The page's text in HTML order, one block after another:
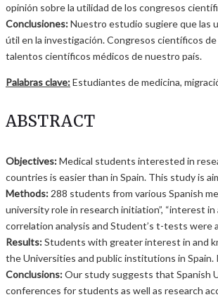
opinión sobre la utilidad de los congresos
Conclusiones:Nuestro estudio sugiere que las
útil en la investigación. Congresos científicos
talentos científicos médicos de nuestro país.
Palabras clave:Estudiantes de medicina,
ABSTRACT
Objectives:Medical students interested in
countries is easier than in Spain. This study is
Methods: 288 students from various Spanish
university role in research initiation”, “interest
correlation analysis and Student’s t-tests were
Results:Students with greater interest in and
the Universities and public institutions in
Conclusions:Our study suggests that Spanish
conferences for students as well as research